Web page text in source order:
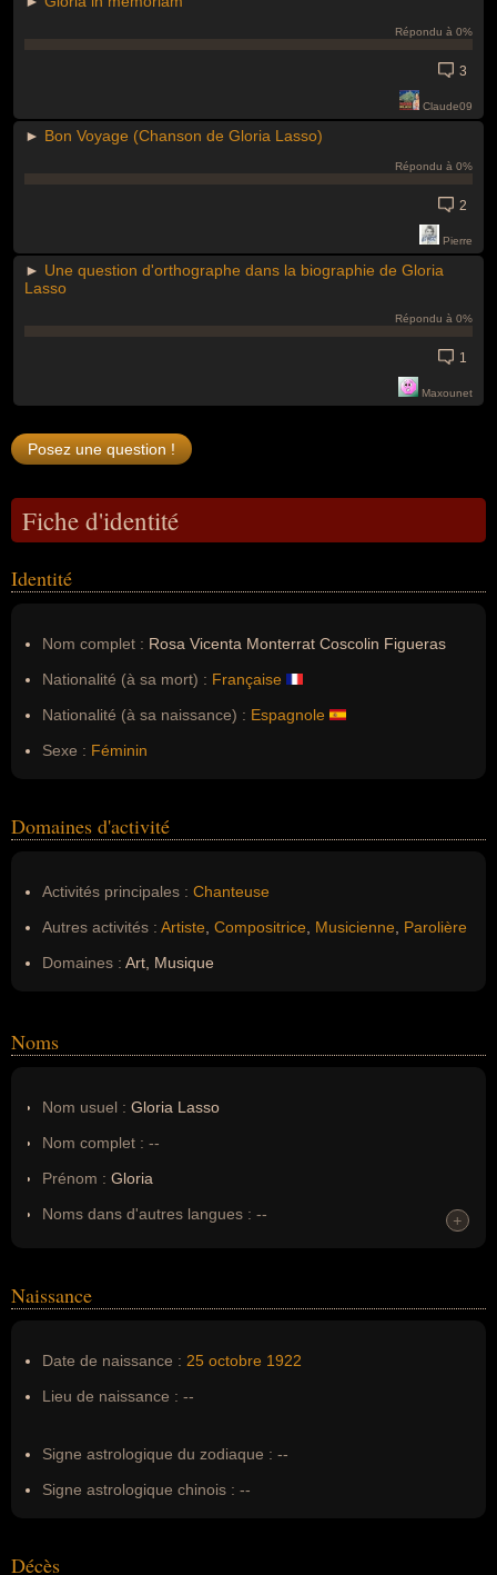
Répondu à 0%
3
Claude09
► Bon Voyage (Chanson de Gloria Lasso)
Répondu à 0%
2
Pierre
► Une question d'orthographe dans la biographie de Gloria
Lasso
Répondu à 0%
1
Maxounet
Fiche d'identité
Identité
Nom complet : Rosa Vicenta Monterrat Coscolin Figueras
Nationalité (à sa mort) : Française
Nationalité (à sa naissance) : Espagnole
Sexe : Féminin
Domaines d'activité
Activités principales : Chanteuse
Autres activités : Artiste Compositrice Musicienne
Parolière
Domaines : Art, Musique
Noms
Nom usuel : Gloria Lasso
Nom complet : --
Prénom : Gloria
Noms dans d'autres langues : --
Nom de famille :Lasso
+
Naissance
Date de naissance : 25 octobre 1922
Lieu de naissance : --
Signe astrologique du zodiaque : --
Signe astrologique chinois : --
Décès